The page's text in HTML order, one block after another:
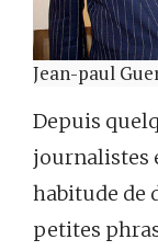
Jean-paul
Depuis
journalistes
habitude de
petites